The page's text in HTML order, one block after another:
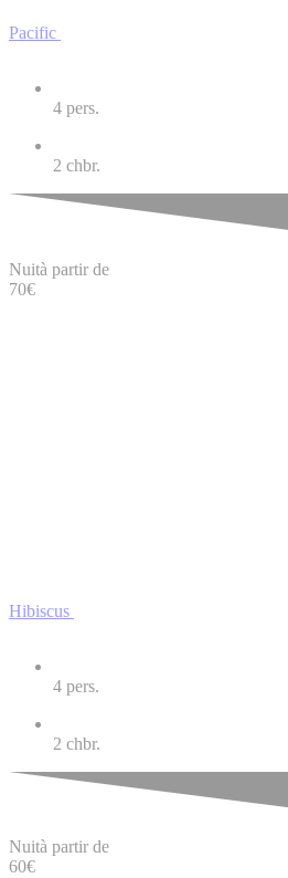
Pacific
4 pers.
2 chbr.
Nuità partir de
70€
Hibiscus
4 pers.
2 chbr.
Nuità partir de
60€